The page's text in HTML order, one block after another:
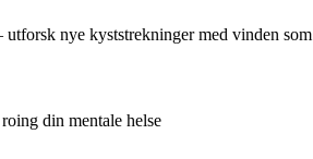
nye kyststrekninger med vinden som
din mentale helse